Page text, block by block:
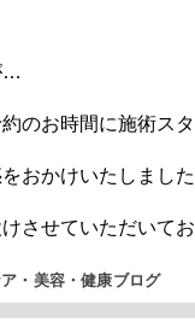
…
のお時間に施術ス
おかけいたしまし
させていただいてお